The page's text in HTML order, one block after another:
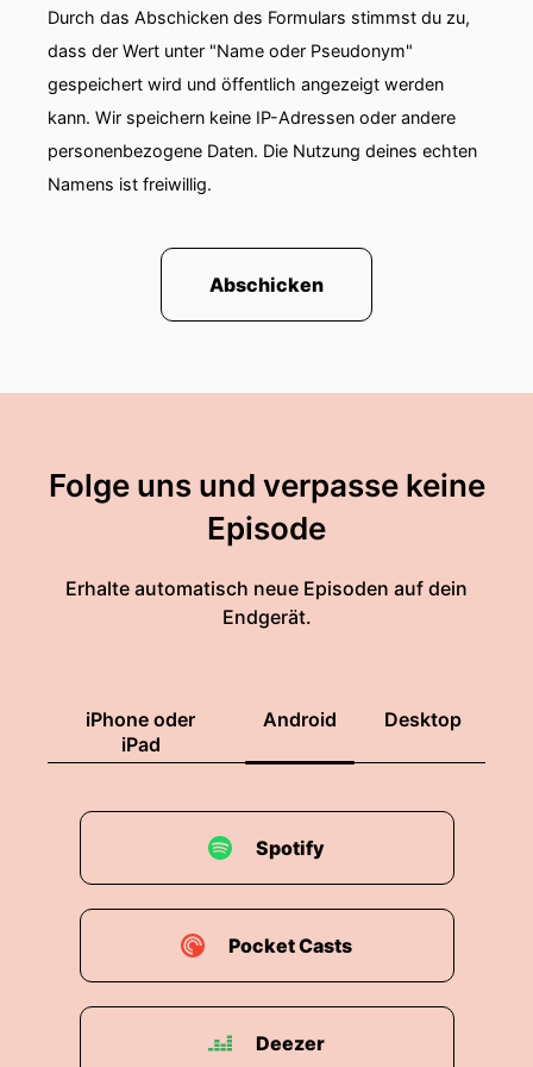
00:01:15: habe dann promoviert, habe der Praxis
geführt, die Allgemeinheitspraxis meines Vaters
und habe dann eine Inhofertochter geheiratet.
00:01:23: und wir haben uns entschieden, dass
tanzen wollen.
00:01:28: und dann bin ich in die Inhofergruppe
00:01:41: Ja, mein Vater hatte eine
Allgemeinheitspraxis in Senden und sein Hobby
oder seine Leidenschaft war der Rettungsdienst.
00:01:50: Er damals unter Professor Arnefeld in
Ulm an der Anästhesie, die Rettungsmedizin
Senden aus, ist dieses Jahr im Februar auch
verstorben.
und ich habe die Praxis übernommen, aber
letztendlich bin ich jetzt im Möbelbereich und in
einem ganz anderen Sport gelandet.
00:02:15: Ja, nur man liest ja immer wieder mal
auch was von dem Dr.
00:02:18: Schorder sind dann tatsächlich Sie,
aber Sie sind im Möbelbereich.
Durch das Abschicken des Formulars stimmst du zu,
dass der Wert unter "Name oder Pseudonym"
gespeichert wird und öffentlich angezeigt werden
kann. Wir speichern keine IP-Adressen oder andere
personenbezogene Daten. Die Nutzung deines echten
Namens ist freiwillig.
Abschicken
Folge uns und verpasse keine
Episode
Erhalte automatisch neue Episoden auf dein
Endgerät.
iPhone oder
iPad
Android Desktop
Spotify
Pocket Casts
Deezer